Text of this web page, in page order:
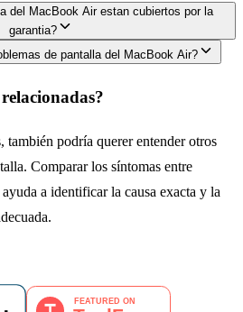
del MacBook Air estan cubiertos por la
garantia?
de pantalla del MacBook Air?
también podría querer entender otros
Comparar los síntomas entre
a identificar la causa exacta y la